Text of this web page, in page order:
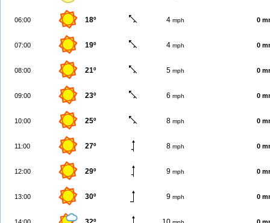
06:00 18º 4 mph 0
07:00 19º 4 mph 0
08:00 21º 5 mph 0
09:00 23º 6 mph 0
10:00 25º 8 mph 0
11:00 27º 8 mph 0
12:00 29º 9 mph 0
13:00 30º 9 mph 0